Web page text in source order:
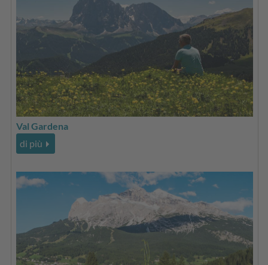
Val Gardena
di più